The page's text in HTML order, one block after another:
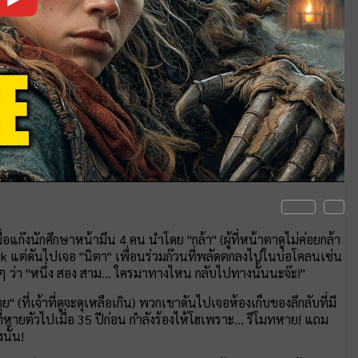
แก๊งนักศึกษาหน้ามึน 4 คน นำโดย "กล้า" (ผู้ที่หน้าตาดูไม่ค่อยกล้า
แต่ดันไปเจอ "นิตา" เพื่อนร่วมก๊วนที่พลัดตกลงไปในบ่อโคลนเซ่น
"หนึ่ง สอง สาม... ใครมาทางไหน กลับไปทางนั้นนะจ๊ะ!"
(ที่เจ้าที่ดูจะดุเหลือเกิน) พวกเขาดันไปเจอห้องเก็บของลึกลับที่มี
ตัวไปเมื่อ 35 ปีก่อน กำลังร้องไห้โฮเพราะ... รีโมทหาย! แถม
นั้น!